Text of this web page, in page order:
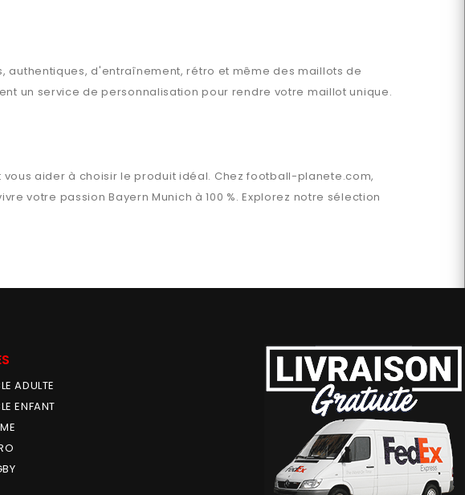
authentiques, d'entraînement, rétro et même des maillots de
un service de personnalisation pour rendre votre maillot unique.
aider à choisir le produit idéal. Chezfootball-planete.com,
votre passionBayern Munich à 100 %. Explorez notre sélection
ADULTE
ENFANT